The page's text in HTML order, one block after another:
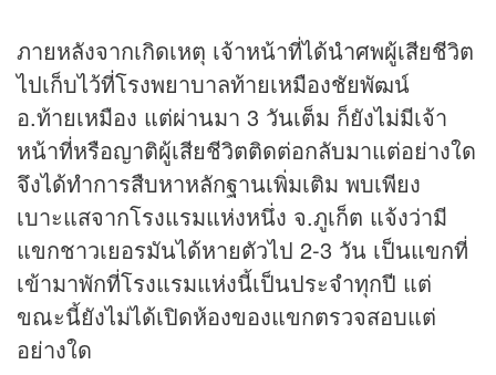
ภายหลังจากเกิดเหตุ เจ้าหน้าที่ได้นำศพผู้เสียชีวิต
ไปเก็บไว้ที่โรงพยาบาลท้ายเหมืองชัยพัฒน์
อ.ท้ายเหมือง แต่ผ่านมา 3 วันเต็ม ก็ยังไม่มีเจ้า
หน้าที่หรือญาติผู้เสียชีวิตติดต่อกลับมาแต่อย่างใด
จึงได้ทำการสืบหาหลักฐานเพิ่มเติม พบเพียง
เบาะแสจากโรงแรมแห่งหนึ่ง จ.ภูเก็ต แจ้งว่ามี
แขกชาวเยอรมันได้หายตัวไป 2-3 วัน เป็นแขกที่
เข้ามาพักที่โรงแรมแห่งนี้เป็นประจำทุกปี แต่
ขณะนี้ยังไม่ได้เปิดห้องของแขกตรวจสอบแต่
อย่างใด